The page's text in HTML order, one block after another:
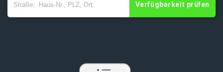
Verfügbarkeit prüfen